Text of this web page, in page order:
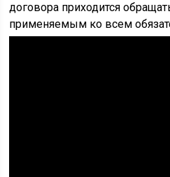
договора приходится
применяемым ко всем